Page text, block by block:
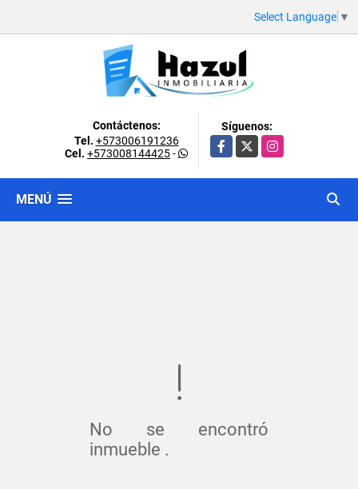
Select Language ▼
Contáctenos:
Tel. +573006191236
Cel. +573008144425-
Síguenos:
Facebook
X Instagram
MENÚ
No se encontró
inmueble .